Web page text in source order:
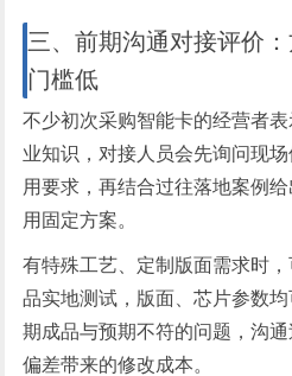
三、前期沟通对接评价
门槛低
不少初次采购智能卡的经营者
业知识，对接人员会先询问现
用要求，再结合过往落地案例
用固定方案。
有特殊工艺、定制版面需求时
品实地测试，版面、芯片参数
期成品与预期不符的问题，沟
偏差带来的修改成本。